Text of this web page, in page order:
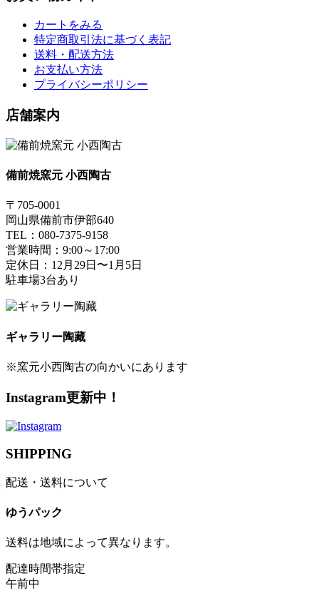
カートをみる
特定商取引法に基づく表記
送料・配送方法
お支払い方法
プライバシーポリシー
店舗案内
備前焼窯元 小西陶古
〒705-0001
岡山県備前市伊部640
TEL：080-7375-9158
営業時間：9:00～17:00
定休日：12月29日〜1月5日
駐車場3台あり
ギャラリー陶藏
※窯元小西陶古の向かいにあります
Instagram更新中！
SHIPPING
配送・送料について
ゆうパック
送料は地域によって異なります。
配達時間帯指定
午前中